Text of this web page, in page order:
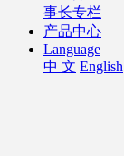
事长专栏
产品中心
Language
中 文 English